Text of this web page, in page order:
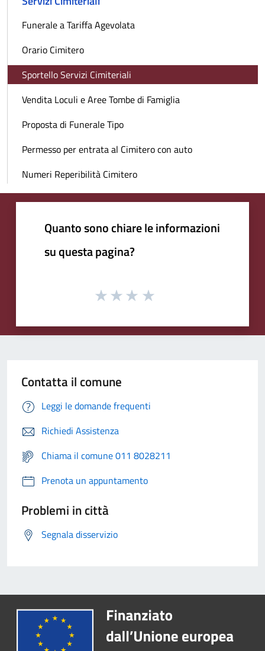
Funerale a Tariffa Agevolata
Orario Cimitero
Sportello Servizi Cimiteriali
Vendita Loculi e Aree Tombe di Famiglia
Proposta di Funerale Tipo
Permesso per entrata al Cimitero con auto
Numeri Reperibilità Cimitero
Quanto sono chiare le informazioni
su questa pagina?
Contatta il comune
Leggi le domande frequenti
Richiedi Assistenza
Chiama il comune 011 8028211
Prenota un appuntamento
Problemi in città
Segnala disservizio